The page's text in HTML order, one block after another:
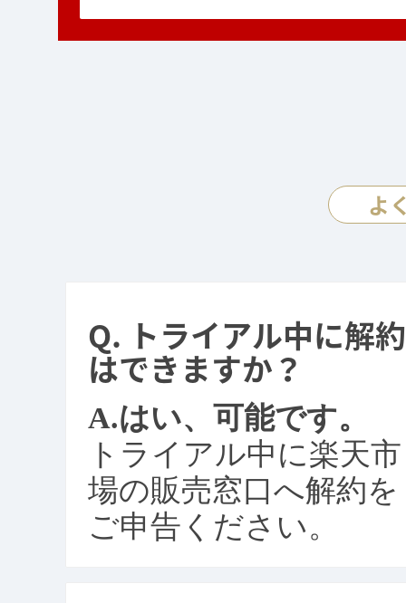
よ
トライアル中に解約
はできますか？
はい、可能です。
トライアル中に楽天市
場の販売窓口へ解約を
ご申告ください。